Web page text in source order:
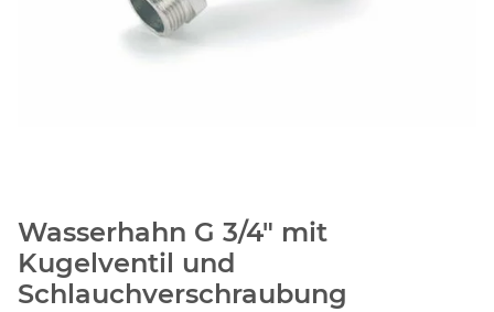
Wasserhahn G 3/4" mit
Kugelventil und
Schlauchverschraubung